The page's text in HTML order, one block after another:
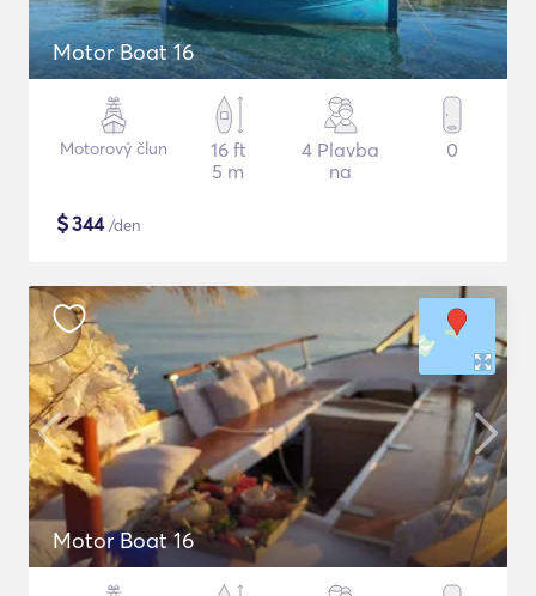
Motor Boat 16
Motorový člun
16 ft
5 m
4 Plavba
na
0
$344/den
Motor Boat 16